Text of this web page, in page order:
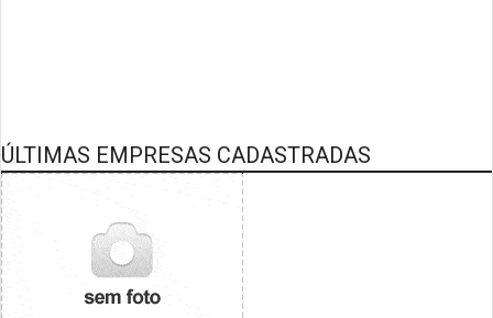
ÚLTIMAS EMPRESAS CADASTRADAS